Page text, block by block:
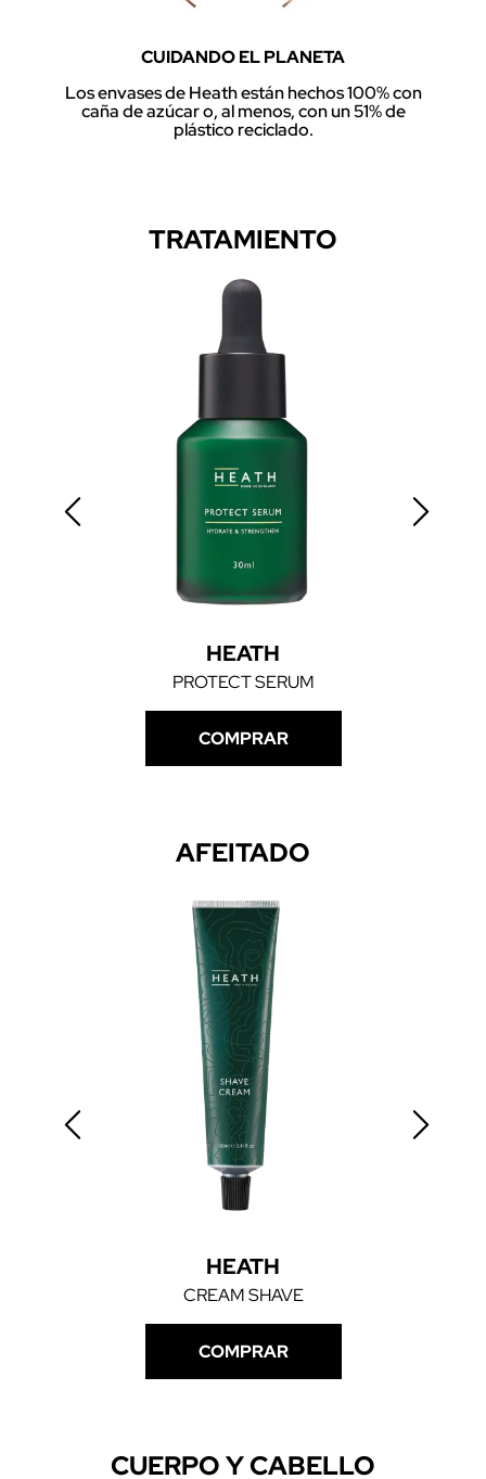
CUIDANDO EL PLANETA
Los envases de Heath están hechos 100% con
caña de azúcar o, al menos, con un 51% de
plástico reciclado.
TRATAMIENTO
HEATH
PROTECT SERUM
COMPRAR
AFEITADO
HEATH
CREAM SHAVE
COMPRAR
CUERPO Y CABELLO